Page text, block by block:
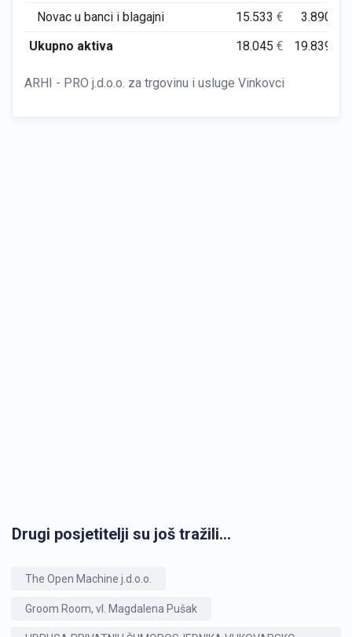
Novac u banci i blagajni
15.533€ 3.890
Ukupno aktiva
18.045€ 19.839
ARHI - PRO j.d.o.o. za trgovinu i usluge Vinkovci
Drugi posjetitelji su još tražili...
The Open Machine j.d.o.o.
Groom Room, vl. Magdalena Pušak